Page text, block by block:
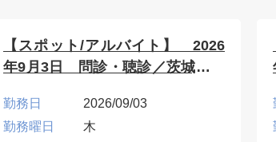
【スポット/アルバイト】 2026
年9月3日 問診・聴診／茨城県古
勤務日
2026/09/03
勤務曜日
木